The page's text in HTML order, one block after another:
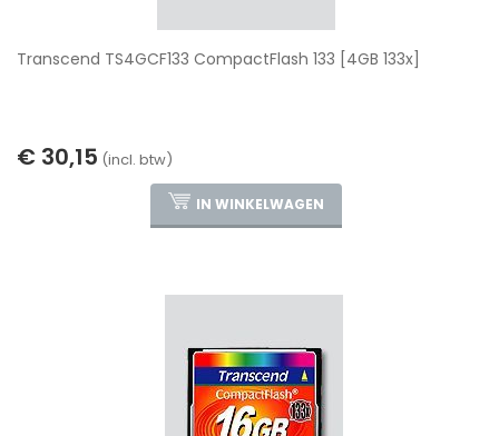
Transcend TS4GCF133 CompactFlash 133 [4GB 133x]
€ 30,15 (incl. btw)
IN WINKELWAGEN